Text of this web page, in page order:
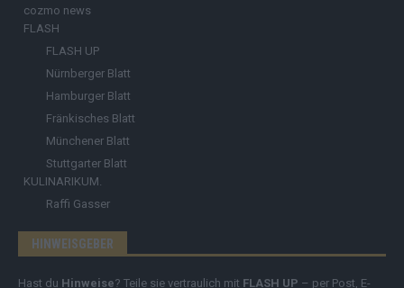
cozmo news
FLASH
FLASH UP
Nürnberger Blatt
Hamburger Blatt
Fränkisches Blatt
Münchener Blatt
Stuttgarter Blatt
KULINARIKUM.
Raffi Gasser
HINWEISGEBER
Hast du Hinweise? Teile sie vertraulich mit FLASH UP – per Post, E-